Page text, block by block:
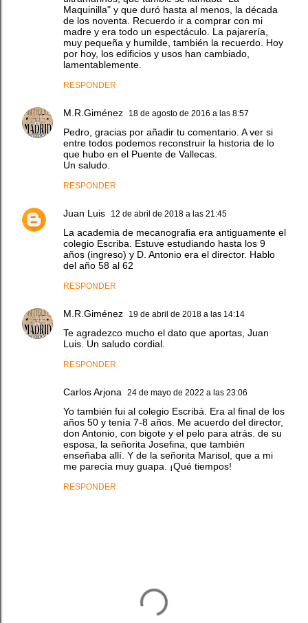
Maquinilla" y que duró hasta al menos, la década
de los noventa. Recuerdo ir a comprar con mi
madre y era todo un espectáculo. La pajarería,
muy pequeña y humilde, también la recuerdo. Hoy
por hoy, los edificios y usos han cambiado,
lamentablemente.
RESPONDER
M.R.Giménez 18 de agosto de 2016 a las 8:57
Pedro, gracias por añadir tu comentario. A ver si
entre todos podemos reconstruir la historia de lo
que hubo en el Puente de Vallecas.
Un saludo.
RESPONDER
Juan Luis 12 de abril de 2018 a las 21:45
La academia de mecanografia era antiguamente el
colegio Escriba. Estuve estudiando hasta los 9
años (ingreso) y D. Antonio era el director. Hablo
del año 58 al 62
RESPONDER
M.R.Giménez 19 de abril de 2018 a las 14:14
Te agradezco mucho el dato que aportas, Juan
Luis. Un saludo cordial.
RESPONDER
Carlos Arjona 24 de mayo de 2022 a las 23:06
Yo también fui al colegio Escribá. Era al final de los
años 50 y tenía 7-8 años. Me acuerdo del director,
don Antonio, con bigote y el pelo para atrás. de su
esposa, la señorita Josefina, que también
enseñaba allí. Y de la señorita Marisol, que a mi
me parecía muy guapa. ¡Qué tiempos!
RESPONDER